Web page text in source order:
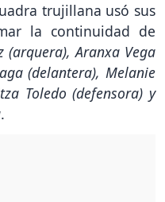
trujillana usó sus
la continuidad de
(arquera), Aranxa Vega
(delantera), Melanie
Toledo (defensora) y
.